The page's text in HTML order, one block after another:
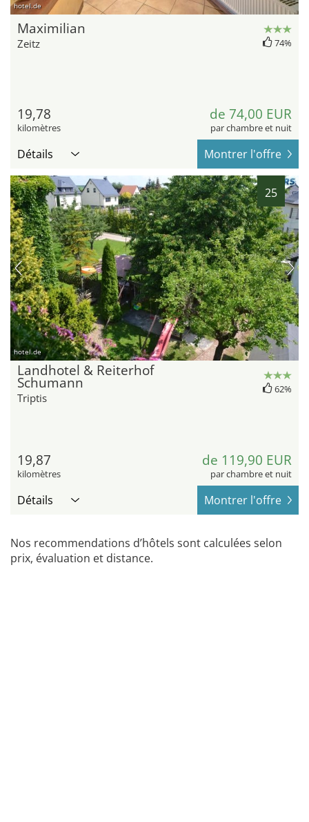
hotel.de
Maximilian
Zeitz 74%
19,78
kilomètres
de 74,00 EUR
par chambre et nuit
Détails Montrer l'offre
25
hotel.de
Landhotel & Reiterhof
Schumann
Triptis
62%
19,87
kilomètres
de 119,90 EUR
par chambre et nuit
Détails Montrer l'offre
Nos recommendations d’hôtels sont calculées selon
prix, évaluation et distance.